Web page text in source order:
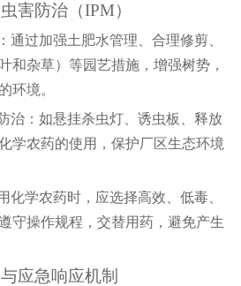
害防治（IPM）
通过加强土肥水管理、合理修剪、
和杂草）等园艺措施，增强树势，
环境。
治：如悬挂杀虫灯、诱虫板、释放
学农药的使用，保护厂区生态环境
化学农药时，应选择高效、低毒、
守操作规程，交替用药，避免产生
应急响应机制